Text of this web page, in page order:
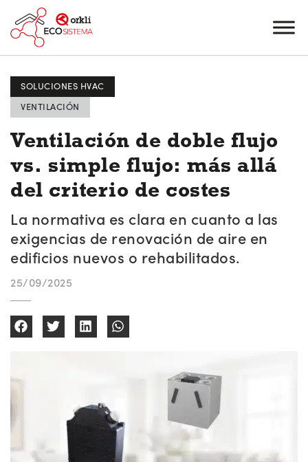
SOLUCIONES HVAC
VENTILACIÓN
Ventilación de doble flujo
vs. simple flujo: más allá
del criterio de costes
La normativa es clara en cuanto a las
exigencias de renovación de aire en
edificios nuevos o rehabilitados.
25/09/2025